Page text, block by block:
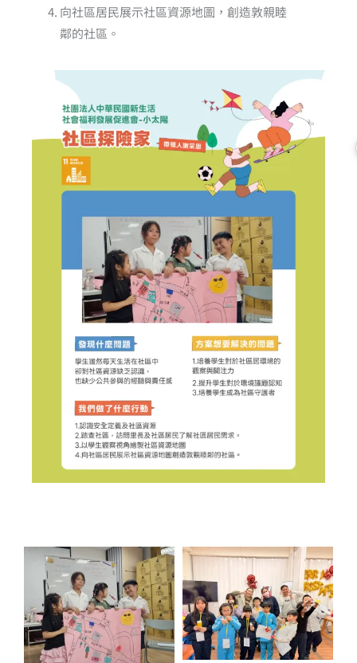
向社區居民展示社區資源地圖，創造敦親睦
鄰的社區。